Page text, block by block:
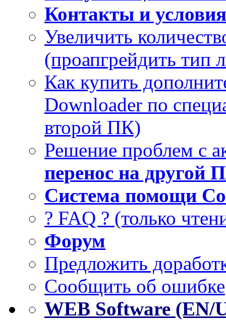
Контакты и
Увеличить
(проапгрейдить тип
Как купить
Downloader по
второй ПК)
Решение проблем с
перенос на другой
Система помощи
? FAQ ? (только
Форум
Предложить
Сообщить об ошибке
WEB Software (EN/